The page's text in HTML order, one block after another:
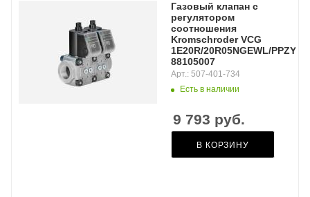
Газовый клапан с
регулятором
соотношения
Kromschroder VCG
1E20R/20R05NGEWL/PPZY/
88105007
Есть в наличии
Арт.: 507-401-734
9 793 руб.
В КОРЗИНУ